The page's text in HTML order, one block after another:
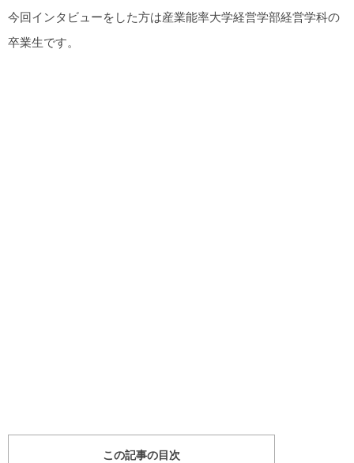
今回インタビューをした方は産業能率大学経営学部経営学科の
卒業生です。
この記事の目次